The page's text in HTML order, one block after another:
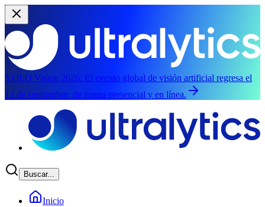
YOLO Vision 2026: El evento global de visión artificial regresa el
13 de septiembre, de forma presencial y en línea.
Buscar...
Inicio